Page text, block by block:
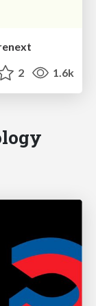
2 1.6k